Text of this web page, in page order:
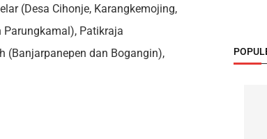
(Desa Cihonje, Karangkemojing,
Patikraja
(Banjarpanepen dan Bogangin),